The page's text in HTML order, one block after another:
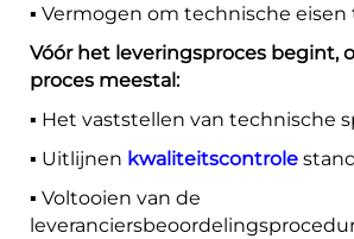
▪️ Vermogen om technische eisen
Vóór het leveringsproces begint,
proces meestal:
▪️ Het vaststellen van technische
▪️ Uitlijnen kwaliteitscontrole
▪️ Voltooien van de